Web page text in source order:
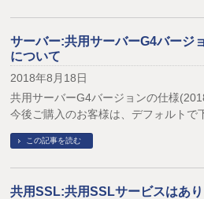
サーバー:共用サーバーG4バージ
について
2018年8月18日
共用サーバーG4バージョンの仕様
今後ご購入のお客様は、デフォルトで
この記事を読む
共用SSL:共用SSLサービスはあり